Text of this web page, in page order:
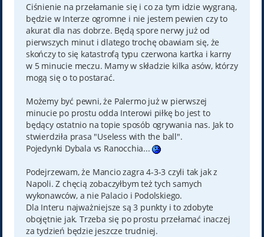
Ciśnienie na przełamanie się i co za tym idzie wygraną,
będzie w Interze ogromne i nie jestem pewien czy to
akurat dla nas dobrze. Będą spore nerwy już od
pierwszych minut i dlatego trochę obawiam się, że
skończy to się katastrofą typu czerwona kartka i karny
w 5 minucie meczu. Mamy w składzie kilka asów, którzy
mogą się o to postarać.
Możemy być pewni, że Palermo już w pierwszej
minucie po prostu odda Interowi piłkę bo jest to
będący ostatnio na topie sposób ogrywania nas. Jak to
stwierdziła prasa "Useless with the ball".
Pojedynki Dybala vs Ranocchia...
Podejrzewam, że Mancio zagra 4-3-3 czyli tak jak z
Napoli. Z chęcią zobaczyłbym też tych samych
wykonawców, a nie Palacio i Podolskiego.
Dla Interu najważniejsze są 3 punkty i to zdobyte
obojętnie jak. Trzeba się po prostu przełamać inaczej
za tydzień będzie jeszcze trudniej.